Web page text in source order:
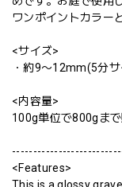
ワンポイントカラー
<サイズ>
・約9〜12mm(5分
<内容量>
100g単位で800gまで
<Features>